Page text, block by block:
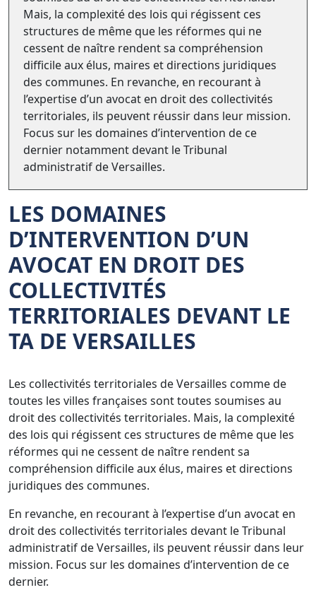
Mais, la complexité des lois qui régissent ces
structures de même que les réformes qui ne
cessent de naître rendent sa compréhension
difficile aux élus, maires et directions juridiques
des communes. En revanche, en recourant à
l’expertise d’un avocat en droit des collectivités
territoriales, ils peuvent réussir dans leur mission.
Focus sur les domaines d’intervention de ce
dernier notamment devant le Tribunal
administratif de Versailles.
LES DOMAINES
D’INTERVENTION D’UN
AVOCAT EN DROIT DES
COLLECTIVITÉS
TERRITORIALES DEVANT LE
TA DE VERSAILLES
Les collectivités territoriales de Versailles comme de
toutes les villes françaises sont toutes soumises au
droit des collectivités territoriales. Mais, la complexité
des lois qui régissent ces structures de même que les
réformes qui ne cessent de naître rendent sa
compréhension difficile aux élus, maires et directions
juridiques des communes.
En revanche, en recourant à l’expertise d’un avocat en
droit des collectivités territoriales devant le Tribunal
administratif de Versailles, ils peuvent réussir dans leur
mission. Focus sur les domaines d’intervention de ce
dernier.